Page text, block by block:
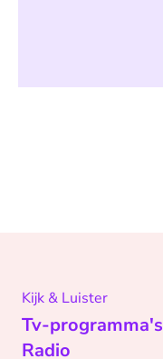
Kijk & Luister
Tv-programma's
Radio